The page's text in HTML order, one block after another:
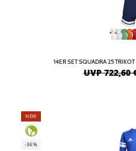
14ER SET SQUADRA 25
UVP 722,60
NEW
-36%